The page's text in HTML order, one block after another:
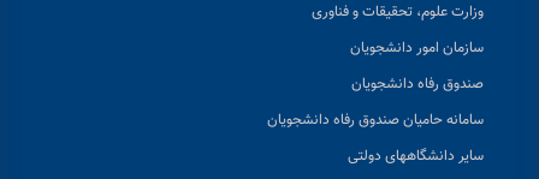
وزارت علوم، تحقیقات و فناوری
سازمان امور دانشجویان
صندوق رفاه دانشجویان
سامانه حامیان صندوق رفاه دانشجویان
سایر دانشگاههای دولتی